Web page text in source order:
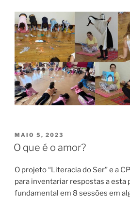
PUBLICADO
EM
MAIO 5, 2023
O que é o amor?
O projeto “Literacia do Ser” e a
para inventariar respostas a esta
fundamental em 8 sessões em